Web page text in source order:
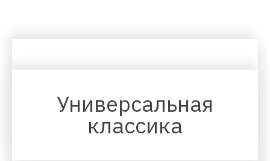
Универсальная
классика